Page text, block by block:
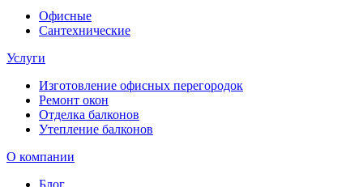
Офисные
Сантехнические
Услуги
Изготовление офисных перегородок
Ремонт окон
Отделка балконов
Утепление балконов
О компании
Блог